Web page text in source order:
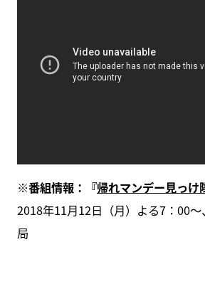
※番組情報：『帰れマンデー見っけ
2018年11月12日（月）よる7：00
局